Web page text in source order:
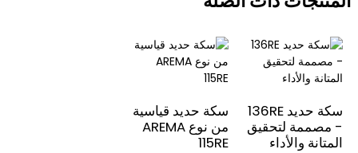
سكة حديد 136RE
- مصممة لتحقيق
المتانة والأداء
سكة حديد قياسية
من نوع AREMA
115RE